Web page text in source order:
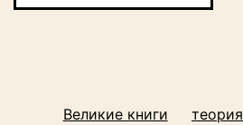
Великие книги теория